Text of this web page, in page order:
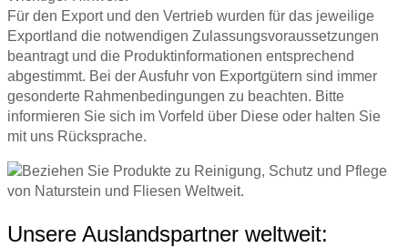
Für den Export und den Vertrieb wurden für das jeweilige
Exportland die notwendigen Zulassungsvoraussetzungen
beantragt und die Produktinformationen entsprechend
abgestimmt. Bei der Ausfuhr von Exportgütern sind immer
gesonderte Rahmenbedingungen zu beachten. Bitte
informieren Sie sich im Vorfeld über Diese oder halten Sie
mit uns Rücksprache.
Unsere Auslandspartner weltweit: